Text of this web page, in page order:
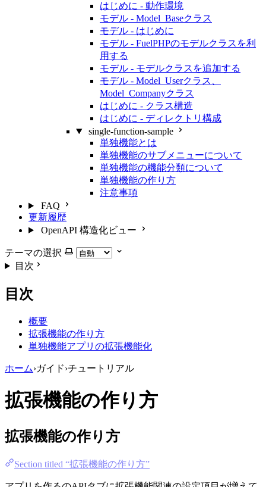
はじめに - 動作環境
モデル - Model_Baseクラス
モデル - はじめに
モデル - FuelPHPのモデルクラスを利
用する
モデル - モデルクラスを追加する
モデル - Model_Userクラス、
Model_Companyクラス
はじめに - クラス構造
はじめに - ディレクトリ構成
single-function-sample
単独機能とは
単独機能のサブメニューについて
単独機能の機能分類について
単独機能の作り方
注意事項
FAQ
更新履歴
OpenAPI 構造化ビュー
テーマの選択
目次
目次
概要
拡張機能の作り方
単独機能アプリの拡張機能化
ホーム›ガイド›チュートリアル
拡張機能の作り方
拡張機能の作り方
Section titled “拡張機能の作り方”